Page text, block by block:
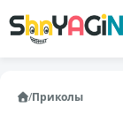
/Приколы